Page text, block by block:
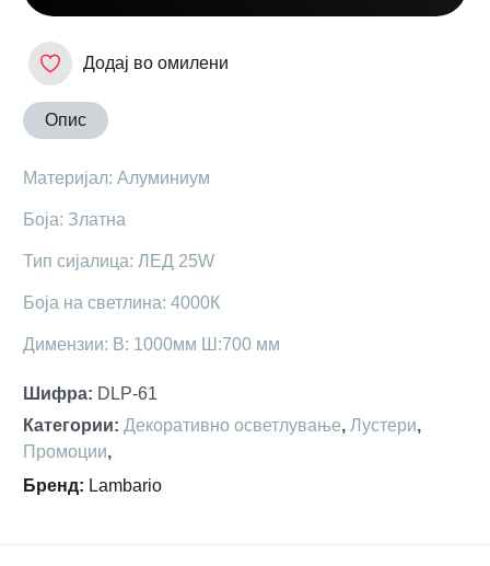
Додај во омилени
Опис
Материјал: Алуминиум
Боја: Златна
Тип сијалица: ЛЕД 25W
Боја на светлина: 4000К
Димензии: В: 1000мм Ш:700 мм
Шифра: DLP-61
Категории: Декоративно осветлување, Лустери,
Промоции,
Бренд: Lambario